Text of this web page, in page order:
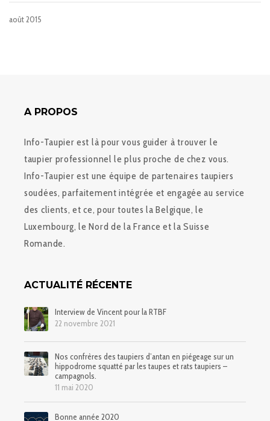
août 2015
A PROPOS
Info-Taupier est là pour vous guider à trouver le
taupier professionnel le plus proche de chez vous.
Info-Taupier est une équipe de partenaires taupiers
soudées, parfaitement intégrée et engagée au service
des clients, et ce, pour toutes la Belgique, le
Luxembourg, le Nord de la France et la Suisse
Romande.
ACTUALITÉ RÉCENTE
Interview de Vincent pour la RTBF
22 novembre 2021
Nos confrères des taupiers d’antan en piégeage sur un
hippodrome squatté par les taupes et rats taupiers –
campagnols.
11 mai 2020
Bonne année 2020